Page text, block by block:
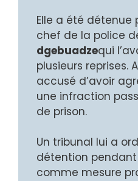
Elle a été détenue
chef de la police
dgebuadzequi
plusieurs reprises.
accusé d’avoir
une infraction
de prison.
Un tribunal lui a
détention
comme mesure